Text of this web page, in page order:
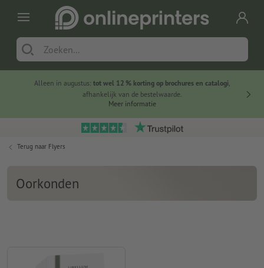
Alleen in augustus: tot wel 12 % korting op brochures en catalogi,
afhankelijk van de bestelwaarde.
Meer informatie
Terug naar Flyers
Oorkonden